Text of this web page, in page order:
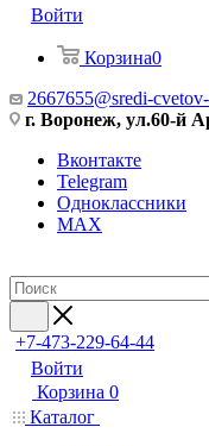
Войти
Корзина0
2667655@sredi-
г. Воронеж, ул.60-й
Вконтакте
Telegram
Одноклассники
MAX
+7-473-229-64-44
Войти
Корзина 0
Каталог